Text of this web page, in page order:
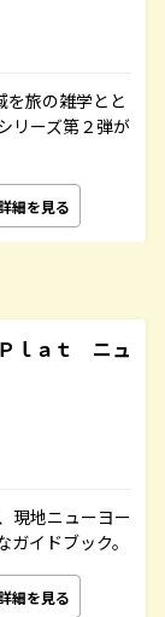
旅の雑学とと
リーズ第２弾が
細を見る
ｌａｔ ニュ
現地ニューヨー
イドブック。
細を見る